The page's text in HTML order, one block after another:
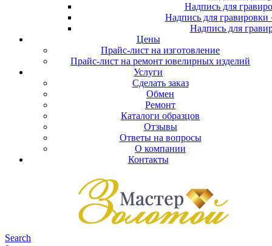
Надпись для
Надпись для
Надпись для
Цены
Прайс-лист на изготовление
Прайс-лист на ремонт ювелирных изделий
Услуги
Сделать заказ
Обмен
Ремонт
Каталоги образцов
Отзывы
Ответы на вопросы
О компании
Контакты
Search